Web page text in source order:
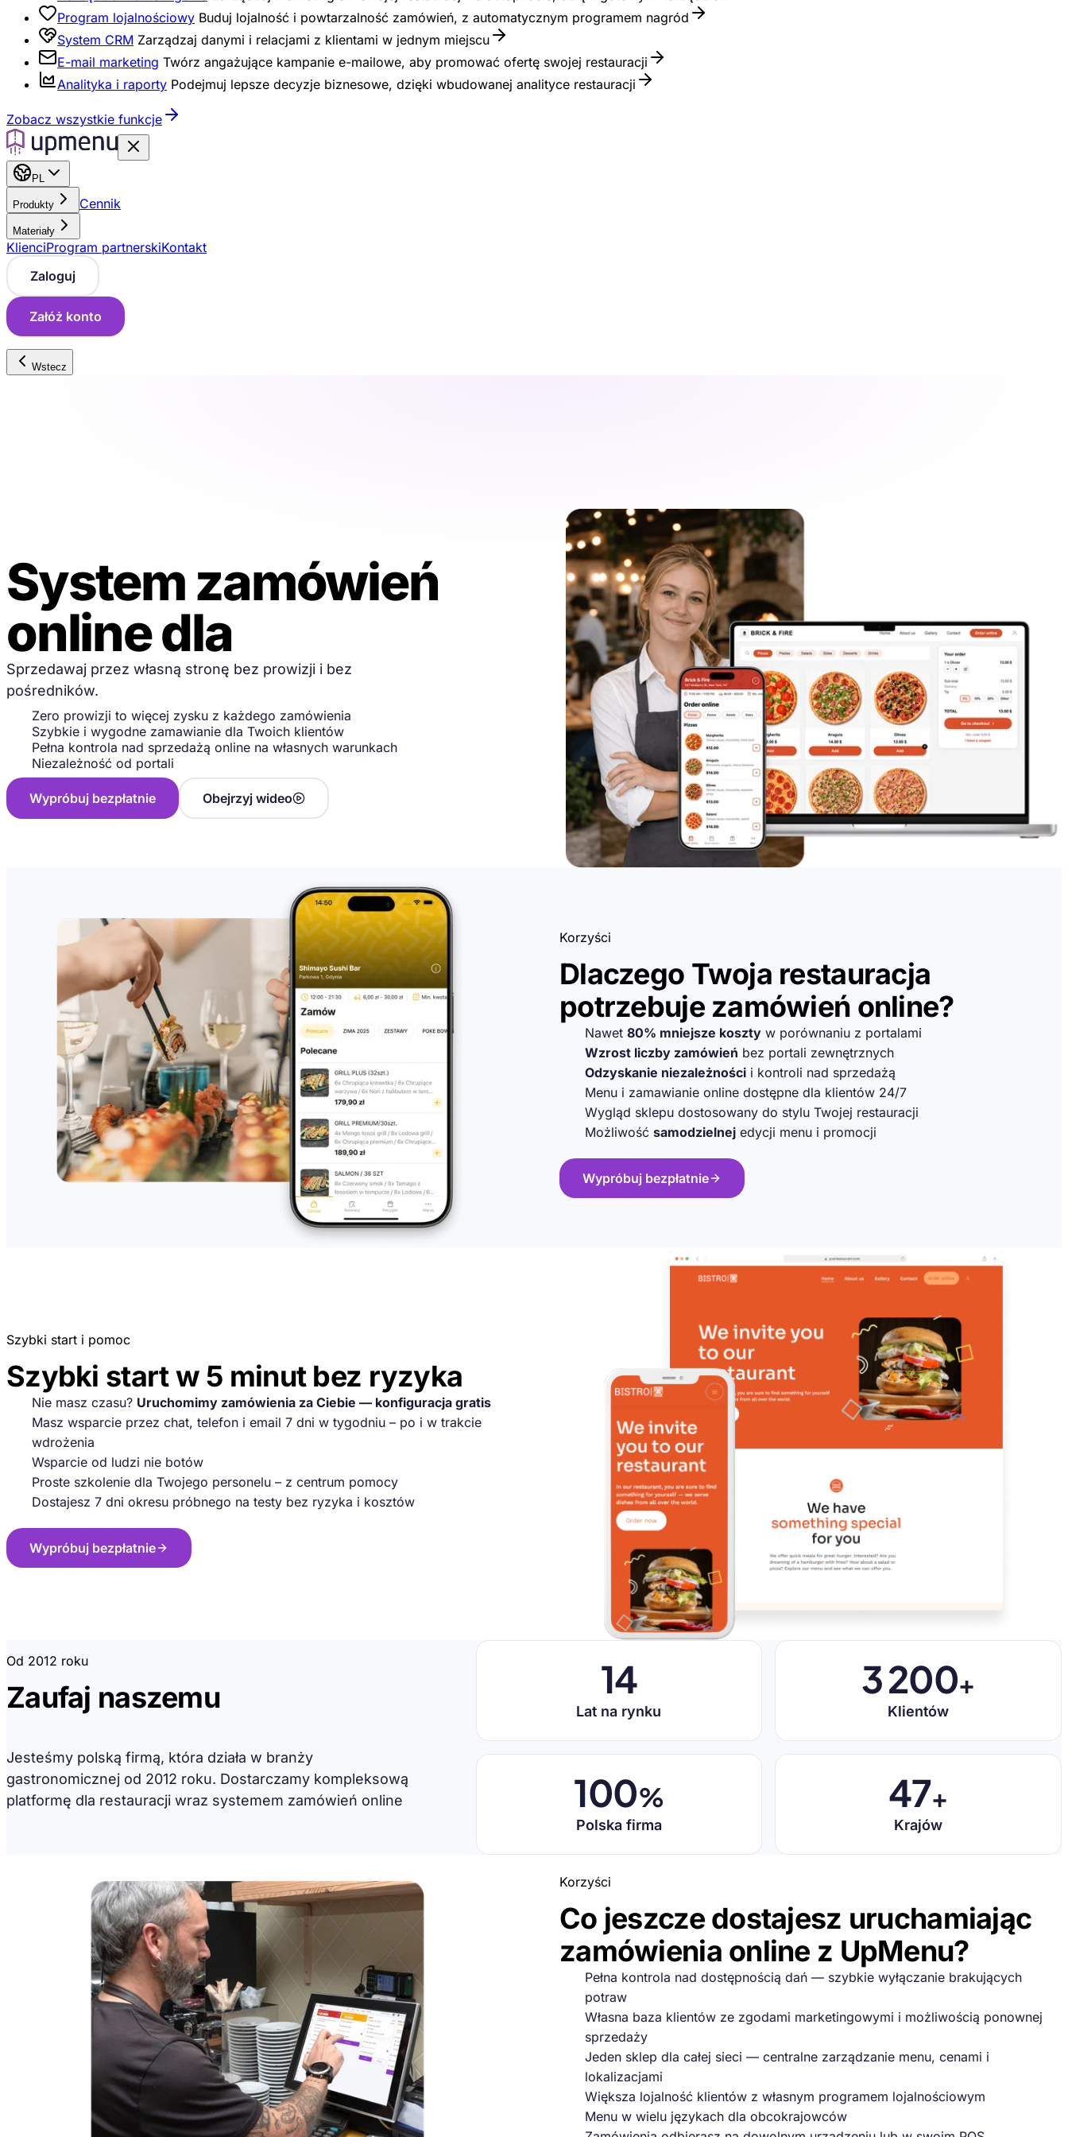
Program lojalnościowy Buduj lojalność i powtarzalność zamówień, z automatycznym programem nagród
System CRM Zarządzaj danymi i relacjami z klientami w jednym miejscu
E-mail marketing Twórz angażujące kampanie e-mailowe, aby promować ofertę swojej restauracji
Analityka i raporty Podejmuj lepsze decyzje biznesowe, dzięki wbudowanej analityce restauracji
Zobacz wszystkie funkcje
PL
Produkty Cennik
Materiały
KlienciProgram partnerskiKontakt
Zaloguj
Załóż konto
Wstecz
System zamówień
online dla
Sprzedawaj przez własną stronę bez prowizji i bez
pośredników.
Zero prowizji to więcej zysku z każdego zamówienia
Szybkie i wygodne zamawianie dla Twoich klientów
Pełna kontrola nad sprzedażą online na własnych warunkach
Niezależność od portali
Wypróbuj bezpłatnie Obejrzyj wideo
Korzyści
Dlaczego Twoja restauracja
potrzebuje zamówień online?
Nawet 80% mniejsze koszty w porównaniu z portalami
Wzrost liczby zamówień bez portali zewnętrznych
Odzyskanie niezależności i kontroli nad sprzedażą
Menu i zamawianie online dostępne dla klientów 24/7
Wygląd sklepu dostosowany do stylu Twojej restauracji
Możliwość samodzielnej edycji menu i promocji
Wypróbuj bezpłatnie
Szybki start i pomoc
Szybki start w 5 minut bez ryzyka
Nie masz czasu? Uruchomimy zamówienia za Ciebie — konfiguracja gratis
Masz wsparcie przez chat, telefon i email 7 dni w tygodniu – po i w trakcie
wdrożenia
Wsparcie od ludzi nie botów
Proste szkolenie dla Twojego personelu – z centrum pomocy
Dostajesz 7 dni okresu próbnego na testy bez ryzyka i kosztów
Wypróbuj bezpłatnie
Od 2012 roku
Zaufaj naszemu
Jesteśmy polską firmą, która działa w branży
gastronomicznej od 2012 roku. Dostarczamy kompleksową
platformę dla restauracji wraz systemem zamówień online
14
Lat na rynku
3 200+
Klientów
100%
Polska firma
47+
Krajów
Korzyści
Co jeszcze dostajesz uruchamiając
zamówienia online z UpMenu?
Pełna kontrola nad dostępnością dań — szybkie wyłączanie brakujących
potraw
Własna baza klientów ze zgodami marketingowymi i możliwością ponownej
sprzedaży
Jeden sklep dla całej sieci — centralne zarządzanie menu, cenami i
lokalizacjami
Większa lojalność klientów z własnym programem lojalnościowym
Menu w wielu językach dla obcokrajowców